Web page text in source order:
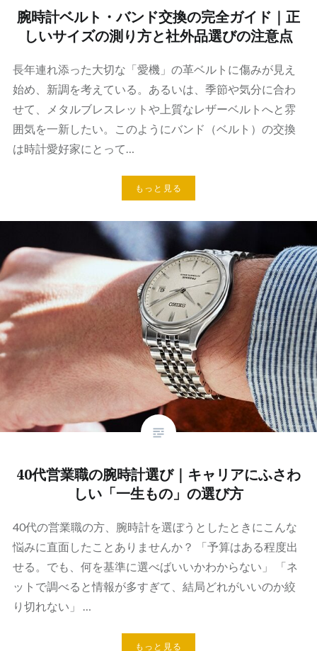
腕時計ベルト・バンド交換の完全ガイド｜正
しいサイズの測り方と社外品選びの注意点
長年連れ添った大切な「愛機」の革ベルトに傷みが見え
始め、新調を考えている。あるいは、季節や気分に合わ
せて、メタルブレスレットや上質なレザーベルトへと雰
囲気を一新したい。このようにバンド（ベルト）の交換
は時計愛好家にとって…
もっと見る
40代営業職の腕時計選び｜キャリアにふさわ
しい「一生もの」の選び方
40代の営業職の方、腕時計を選ぼうとしたときにこんな
悩みに直面したことありませんか？ 「予算はある程度出
せる。でも、何を基準に選べばいいかわからない」 「ネ
ットで調べると情報が多すぎて、結局どれがいいのか絞
り切れない」 …
もっと見る